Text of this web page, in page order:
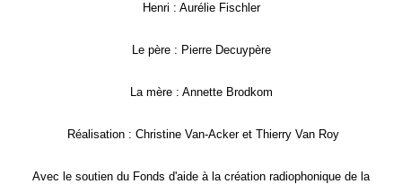
Henri : Aurélie Fischler
Le père : Pierre Decuypère
La mère : Annette Brodkom
Réalisation : Christine Van-Acker et Thierry Van Roy
Avec le soutien du Fonds d'aide à la création radiophonique de la